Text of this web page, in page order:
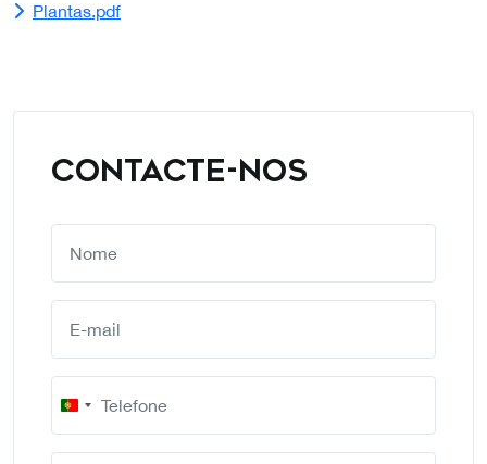
Plantas.pdf
CONTACTE-NOS
Portugal
+351